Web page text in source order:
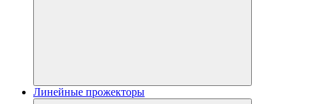
Линейные прожекторы